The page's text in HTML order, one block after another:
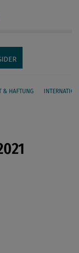
& HAFTUNG
teilen
teilen